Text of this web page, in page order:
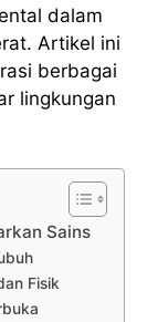
dalam
Artikel ini
berbagai
lingkungan
Sains
Fisik